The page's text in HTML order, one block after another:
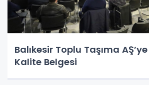
Balıkesir Toplu Taşıma AŞ’ye
Kalite Belgesi